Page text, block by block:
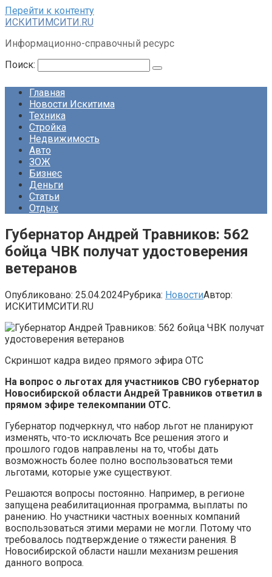
Перейти к контенту
ИСКИТИМСИТИ.RU
Информационно-справочный ресурс
Поиск:
Главная
Новости Искитима
Техника
Стройка
Недвижимость
Авто
ЗОЖ
Бизнес
Деньги
Статьи
Отдых
Губернатор Андрей Травников: 562
бойца ЧВК получат удостоверения
ветеранов
Опубликовано: 25.04.2024Рубрика: НовостиАвтор:
ИСКИТИМСИТИ.RU
Скриншот кадра видео прямого эфира ОТС
На вопрос о льготах для участников СВО губернатор
Новосибирской области Андрей Травников ответил в
прямом эфире телекомпании ОТС.
Губернатор подчеркнул, что набор льгот не планируют
изменять, что-то исключать Все решения этого и
прошлого годов направлены на то, чтобы дать
возможность более полно воспользоваться теми
льготами, которые уже существуют.
Решаются вопросы постоянно. Например, в регионе
запущена реабилитационная программа, выплаты по
ранению. Но участники частных военных компаний
воспользоваться этими мерами не могли. Потому что
требовалось подтверждение о тяжести ранения. В
Новосибирской области нашли механизм решения
данного вопроса.